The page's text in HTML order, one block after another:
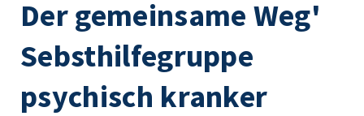
Der gemeinsame Weg'
Sebsthilfegruppe
psychisch kranker